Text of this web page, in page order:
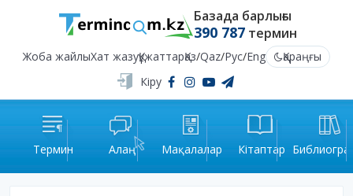
Базада барлығы
390 787термин
Жоба жайлыХат жазуҚұжаттарҚаз/Qaz/Рус/Eng
Қараңғы
Кіру
Термин Алаң Мақалалар Кітаптар